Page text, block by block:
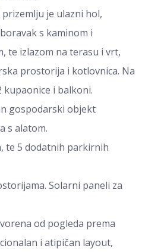
prizemlju je ulazni hol,
s kaminom i
te izlazom na terasu i vrt,
prostorija i kotlovnica. Na
kupaonice i balkoni.
gospodarski objekt
s alatom.
te 5 dodatnih parkirnih
Solarni paneli za
od pogleda prema
i atipičan layout,